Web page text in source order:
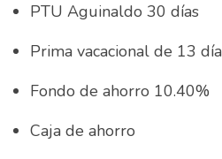
Auxiliar de cajas
Auxiliar de instalación
Auxiliar de Inventarios
Auxiliar de Limpieza
PTU Aguinaldo 30 días
Prima vacacional de 13
Fondo de ahorro 10.40%
Caja de ahorro